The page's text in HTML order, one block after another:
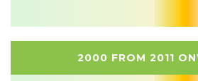
2000 FROM 2011